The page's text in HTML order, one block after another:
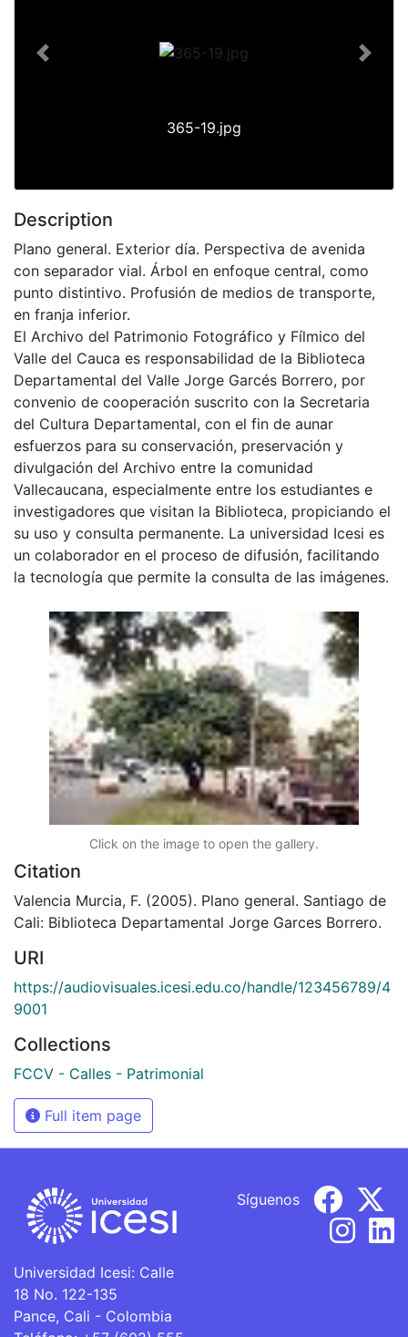
365-19.jpg
Previous Next
Description
Plano general. Exterior día. Perspectiva de avenida
con separador vial. Árbol en enfoque central, como
punto distintivo. Profusión de medios de transporte,
en franja inferior.
El Archivo del Patrimonio Fotográfico y Fílmico del
Valle del Cauca es responsabilidad de la Biblioteca
Departamental del Valle Jorge Garcés Borrero, por
convenio de cooperación suscrito con la Secretaria
del Cultura Departamental, con el fin de aunar
esfuerzos para su conservación, preservación y
divulgación del Archivo entre la comunidad
Vallecaucana, especialmente entre los estudiantes e
investigadores que visitan la Biblioteca, propiciando el
su uso y consulta permanente. La universidad Icesi es
un colaborador en el proceso de difusión, facilitando
la tecnología que permite la consulta de las imágenes.
Click on the image to open the gallery.
Citation
Valencia Murcia, F. (2005). Plano general. Santiago de
Cali: Biblioteca Departamental Jorge Garces Borrero.
URI
https://audiovisuales.icesi.edu.co/handle/123456789/4
9001
Collections
FCCV - Calles - Patrimonial
Full item page
Universidad Icesi: Calle
18 No. 122-135
Pance, Cali - Colombia
Síguenos